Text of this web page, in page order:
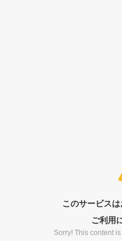
このサービス
ご利用
Sorry! This content